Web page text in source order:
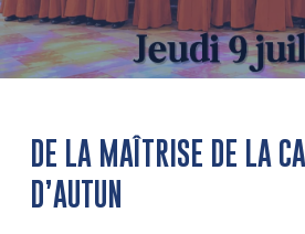
DE LA MAÎTRISE DE LA
D’AUTUN